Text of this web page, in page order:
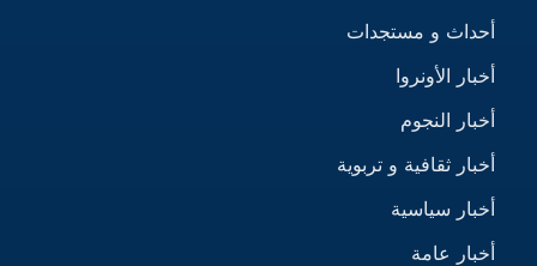
أحداث و مستجدات
أخبار الأونروا
أخبار النجوم
أخبار ثقافية و تربوية
أخبار سياسية
أخبار عامة